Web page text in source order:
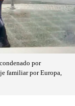
por
familiar por Europa,